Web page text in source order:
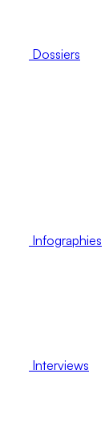
Dossiers
Infographies
Interviews